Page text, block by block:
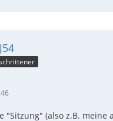
"Sitzung" (also z.B. meine